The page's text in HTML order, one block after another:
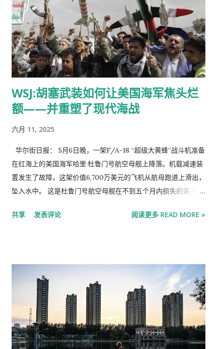
于我的个人经历。35年前，我初到美国时，因为哥伦比亚大学有
这样一门课，让我在来美一两年内就有机会接触到价值投资大师
巴菲特先生，从此改变了我此后三十多年的人生。所以，我们也
希望能够把这样的机会和理念传递给中国的年轻学子。 今天在现
场和北京都有很多朋友和学员，非常感谢！ 我就不多说客套话
了，直接进入主题。在2015年的第一次课上，我谈的是“价值投资
在中国的展望”，五年以后的2019年，我谈的是“价值投资在实践
中的知行合一”。今年早些时候，姜老师特意来西雅图与我讨论纪
的话题是“全球价值投资与时代”。 2019年之后的这五年里，无论
是中国还是全球，都发生了很多变化，给投资人带来了很多困
惑。价值投资无论在什么地方，都与所处的时代密切相关，这是
不可避免的。虽然价值投资总体来说强调的是自下而上的基本面
分析，但我们投资的公司是处在特定的时代中，或多或少会受到
个机会，我和大家分享一些我个人的看法。 我今天的分享会围绕
四，回到我们的主题，作为一个全球价值投资人，如何应对当今
时代的挑战。 这四个题目都很大，所以我们也不能够太深入地展
开，但我会尽...
WSJ:胡塞武装如何让美国海军焦头烂
额——并重塑了现代海战
六月 11, 2025
华尔街日报： 5月6日晚，一架F/A-18 “超级大黄蜂”战斗机准备
在红海上的美国海军哈里·杜鲁门号航空母舰上降落。机载减速装
置发生了故障，这架价值6,700万美元的飞机从航母跑道上滑出，
坠入水中。 这是杜鲁门号航空母舰在不到五个月内损失的第三架
宣布美国与也门胡塞武装达成停火协议的数小时之后。杜鲁门号
何让全球最强大的水面舰队经受严峻考验的。事实证明，胡塞武
装是极难对付的敌手，他们驻守在世界上最贫穷国家的简陋军营
和洞穴中，却让美国海军卷入了第二次世界大战以来最激烈的战
斗。 胡塞武装受益于伊朗廉价导弹和无人机技术的扩散。胡塞武
装发射了反舰弹道导弹，首次在实战中使用了这种冷战时期的武
器，他们还创新了部署武器的方法。最新的技术已经在乌克兰战
共享 发表评论 阅读更多 READ MORE »